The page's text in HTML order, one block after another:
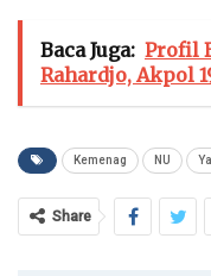
Baca Juga: Profil
Rahardjo, Akpol
Kemenag NU
Share